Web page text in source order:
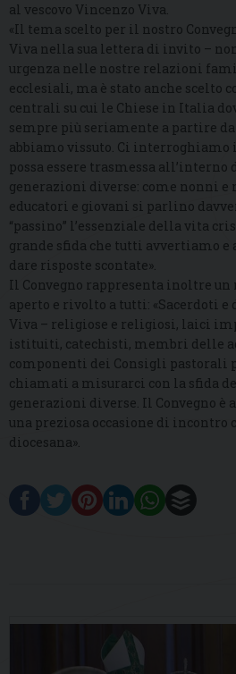
al vescovo Vincenzo Viva.
«Il tema scelto per il nostro
Viva nella sua lettera di invito –
urgenza nelle nostre relazioni
ecclesiali, ma è stato anche scelto
centrali su cui le Chiese in Italia
sempre più seriamente a partire
abbiamo vissuto. Ci interroghiamo
possa essere trasmessa
generazioni diverse: come nonni
educatori e giovani si parlino
“passino” l’essenziale della vita
grande sfida che tutti avvertiamo e
dare risposte scontate».
Il Convegno rappresenta inoltre
aperto e rivolto a tutti: «Sacerdoti e
Viva – religiose e religiosi, laici
istituiti, catechisti, membri delle
componenti dei Consigli pastorali
chiamati a misurarci con la sfida
generazioni diverse. Il Convegno è
una preziosa occasione di incontro
diocesana».